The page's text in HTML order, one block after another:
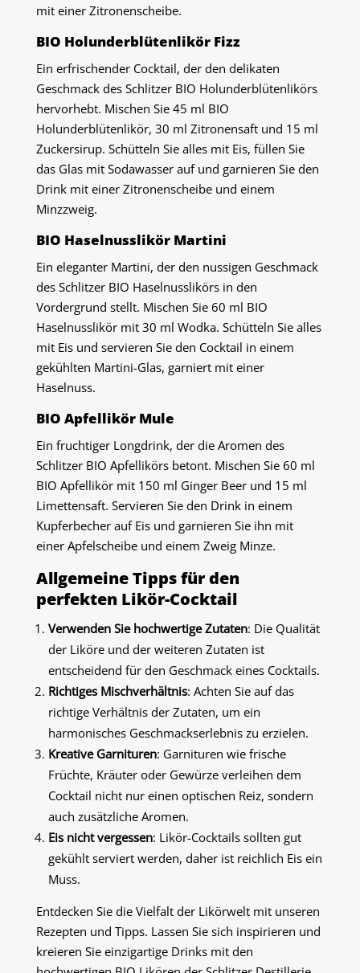
mit einer Zitronenscheibe.
BIO Holunderblütenlikör Fizz
Ein erfrischender Cocktail, der den delikaten
Geschmack des Schlitzer BIO Holunderblütenlikörs
hervorhebt. Mischen Sie 45 ml BIO
Holunderblütenlikör, 30 ml Zitronensaft und 15 ml
Zuckersirup. Schütteln Sie alles mit Eis, füllen Sie
das Glas mit Sodawasser auf und garnieren Sie den
Drink mit einer Zitronenscheibe und einem
Minzzweig.
BIO Haselnusslikör Martini
Ein eleganter Martini, der den nussigen Geschmack
des Schlitzer BIO Haselnusslikörs in den
Vordergrund stellt. Mischen Sie 60 ml BIO
Haselnusslikör mit 30 ml Wodka. Schütteln Sie alles
mit Eis und servieren Sie den Cocktail in einem
gekühlten Martini-Glas, garniert mit einer
Haselnuss.
BIO Apfellikör Mule
Ein fruchtiger Longdrink, der die Aromen des
Schlitzer BIO Apfellikörs betont. Mischen Sie 60 ml
BIO Apfellikör mit 150 ml Ginger Beer und 15 ml
Limettensaft. Servieren Sie den Drink in einem
Kupferbecher auf Eis und garnieren Sie ihn mit
einer Apfelscheibe und einem Zweig Minze.
Allgemeine Tipps für den
perfekten Likör-Cocktail
Verwenden Sie hochwertige Zutaten: Die Qualität
der Liköre und der weiteren Zutaten ist
entscheidend für den Geschmack eines Cocktails.
Richtiges Mischverhältnis: Achten Sie auf das
richtige Verhältnis der Zutaten, um ein
harmonisches Geschmackserlebnis zu erzielen.
Kreative Garnituren: Garnituren wie frische
Früchte, Kräuter oder Gewürze verleihen dem
Cocktail nicht nur einen optischen Reiz, sondern
auch zusätzliche Aromen.
Eis nicht vergessen: Likör-Cocktails sollten gut
gekühlt serviert werden, daher ist reichlich Eis ein
Muss.
Entdecken Sie die Vielfalt der Likörwelt mit unseren
Rezepten und Tipps. Lassen Sie sich inspirieren und
kreieren Sie einzigartige Drinks mit den